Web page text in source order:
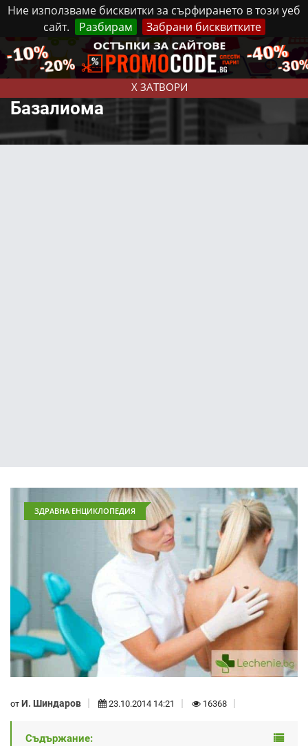
Ние използваме бисквитки за сърфирането в този уеб
сайт.
Разбирам Забрани бисквитките
X ЗАТВОРИ
Събота, 8 Август, 2026 Реклама Контакти
Базалиома
ЗДРАВНА ЕНЦИКЛОПЕДИЯ
от И. Шиндаров 23.10.2014 14:21 16368
Съдържание: